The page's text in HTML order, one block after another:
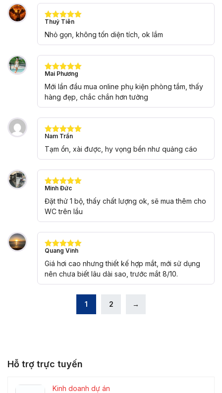
Được xếp
hạng
sao
Thuỷ Tiên
Nhỏ gọn, không tốn diện tích, ok lắm
Được xếp
hạng5
5
sao
Mai Phương
Mới lần đầu mua online phụ kiện phòng tắm, thấy
hàng đẹp, chắc chắn hơn tưởng
Được xếp
hạng 5
sao
Nam Trần
Tạm ổn, xài được, hy vọng bền như quảng cáo
Được xếp
hạng
5
sao
Minh Đức
Đặt thử 1 bộ, thấy chất lượng ok, sẽ mua thêm cho
WC trên lầu
Được xếp
hạng
55
sao
Quang Vinh
Giá hơi cao nhưng thiết kế hợp mắt, mới sử dụng
nên chưa biết lâu dài sao, trước mắt 8/10.
1 2 →
Hỗ trợ trực tuyến
Kinh doanh dự án